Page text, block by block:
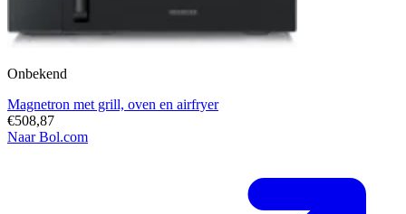
Onbekend
Magnetron met grill, oven en airfryer
€508,87
Naar Bol.com